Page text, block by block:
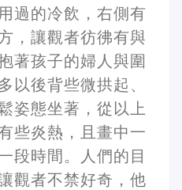
過的冷飲，右側有
，讓觀者彷彿有與
著孩子的婦人與圍
以後背些微拱起、
姿態坐著，從以上
些炎熱，且畫中一
段時間。人們的目
觀者不禁好奇，他